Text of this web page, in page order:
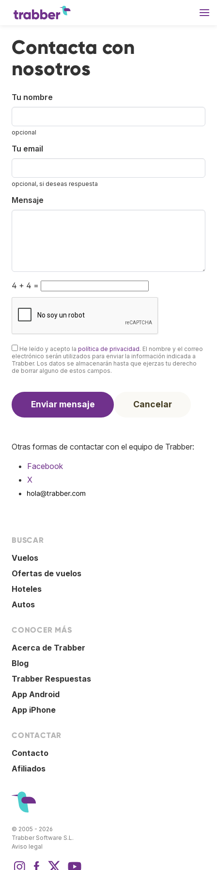
Contacta con
nosotros
Tu nombre
opcional
Tu email
opcional, si deseas respuesta
Mensaje
4 + 4 =
He leído y acepto la política de privacidad. El nombre y el correo
electrónico serán utilizados para enviar la información indicada a
Trabber. Los datos se almacenarán hasta que ejerzas tu derecho
de borrar alguno de estos campos.
Otras formas de contactar con el equipo de Trabber:
Facebook
X
BUSCAR
Vuelos
Ofertas de vuelos
Hoteles
Autos
CONOCER MÁS
Acerca de Trabber
Blog
Trabber Respuestas
App Android
App iPhone
CONTACTAR
Contacto
Afiliados
© 2005 - 2026
Trabber Software S.L.
Aviso legal